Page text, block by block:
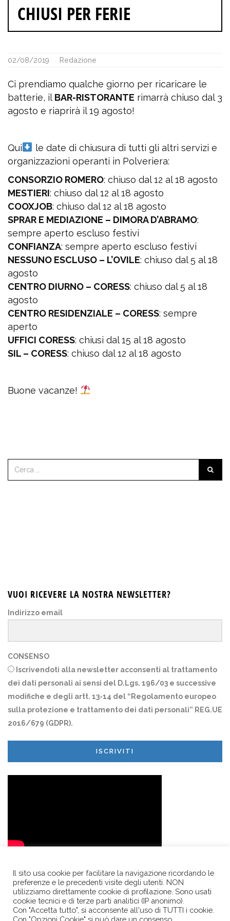
CHIUSI PER FERIE
02/08/2019 Redazione
Ci prendiamo qualche giorno per ricaricare le
batterie, il BAR-RISTORANTE rimarrà chiuso dal 3
agosto e riaprirà il 19 agosto!
Qui
le date di chiusura di tutti gli altri servizi e
organizzazioni operanti in Polveriera:
CONSORZIO ROMERO: chiuso dal 12 al 18 agosto
MESTIERI: chiuso dal 12 al 18 agosto
COOXJOB: chiuso dal 12 al 18 agosto
SPRAR E MEDIAZIONE – DIMORA D’ABRAMO:
sempre aperto escluso festivi
CONFIANZA: sempre aperto escluso festivi
NESSUNO ESCLUSO – L’OVILE: chiuso dal 5 al 18
agosto
CENTRO DIURNO – CORESS: chiuso dal 5 al 18
agosto
CENTRO RESIDENZIALE – CORESS: sempre
aperto
UFFICI CORESS: chiusi dal 15 al 18 agosto
SIL – CORESS: chiuso dal 12 al 18 agosto
Buone vacanze!
VUOI RICEVERE LA NOSTRA NEWSLETTER?
Indirizzo email
CONSENSO
Iscrivendoti alla newsletter acconsenti al trattamento
dei dati personali ai sensi del D.Lgs. 196/03 e successive
modifiche e degli artt. 13-14 del “Regolamento europeo
sulla protezione e trattamento dei dati personali” REG.UE
2016/679 (GDPR).
ISCRIVITI
Il sito usa cookie per facilitare la navigazione ricordando le
preferenze e le precedenti visite degli utenti. NON
utilizziamo direttamente cookie di profilazione. Sono usati
cookie tecnici e di terze parti analitici (IP anonimo).
Con "Accetta tutto", si acconsente all'uso di TUTTI i cookie.
Con "Opzioni Cookie" si può dare un consenso